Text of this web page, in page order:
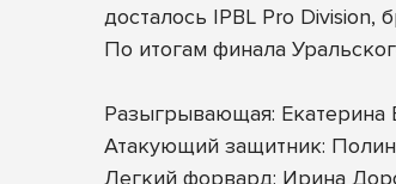
досталось IPBL Pro Division,
По итогам финала
Разыгрывающая: Екатерина
Атакующий защитник:
Легкий форвард: Ирина